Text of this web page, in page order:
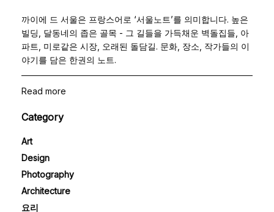
까이에 드 서울은 프랑스어로 ‘서울노트’를 의미합니다. 높은
빌딩, 달동네의 좁은 골목 - 그 길들을 가득채운 벽돌집들, 아
파트, 미로같은 시장, 오래된 돌담길. 문화, 장소, 작가들의 이
야기를 담은 한권의 노트.
Read more
Category
Art
Design
Photography
Architecture
요리